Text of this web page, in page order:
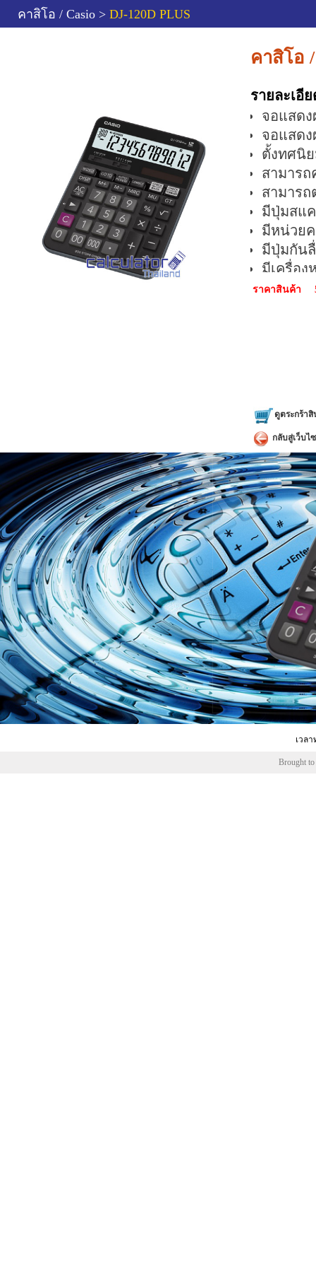
คาสิโอ / Casio > DJ-120D PLUS
คาสิโอ
รายละเอี
จอแสดง
จอแสดง
ตั้งทศนิ
สามารถ
สามารถ
มีปุ่มสแค
มีหน่วย
มีปุ่มกัน
มีเครื่อ
ฟังก์ชัน
ราคาสินค้า
ดูตระกร้า
กลับสู่เว็บไ
เวลา
Brought